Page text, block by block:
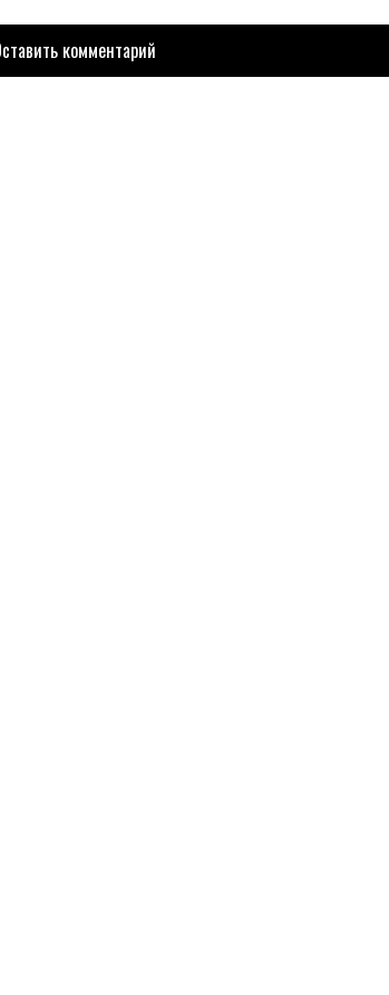
комментарий